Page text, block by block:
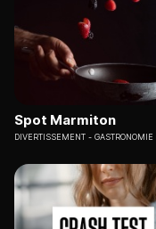
Spot Marmiton
DIVERTISSEMENT GASTRONOMIE